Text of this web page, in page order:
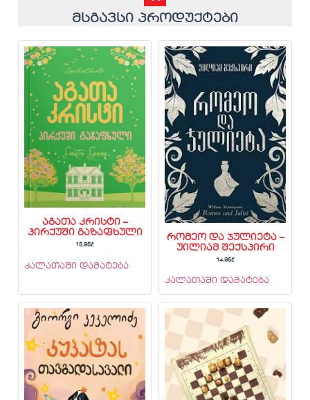
მსგავსი პროდუქტები
აგათა კრისტი –
პირქუში გაზაფხული
15.95₾
კალათაში დამატება
რომეო და ჯულიეტა –
უილიამ შექსპირი
14.95₾
კალათაში დამატება